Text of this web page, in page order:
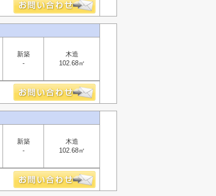
新築
-
木造
102.68㎡
新築
-
木造
102.68㎡